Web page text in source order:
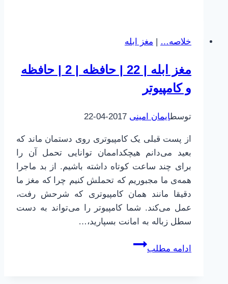
|
تمرین
خلاصه… | مغز ابله
مغز ابله | 22 | حافظه | 2 | حافظه
و کامپیوتر
توسطایمان امینی 2017-04-22
از پست قبلی یک کامپیوتری روی دستمان ماند که
بعید می‌دانم هیچکداممان توانایی تحمل آن را
برای چند ساعت کوتاه داشته باشیم. از بد ماجرا
همه‌ی ما مجبوریم که تحملش کنیم چرا که مغز ما
دقیقا مانند همان کامپیوتری که شرحش رفت،
عمل می‌کند. شما کامپیوتر را می‌تواند به دست
سطل زباله به امانت بسپارید،…
ادامه مطلب
مغز